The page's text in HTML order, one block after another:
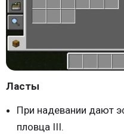
Ласты
При надевании дают
пловца III.